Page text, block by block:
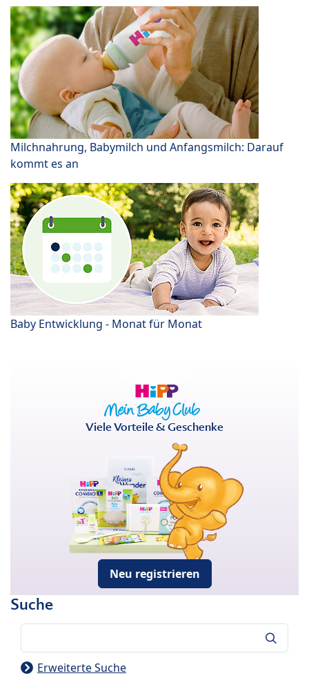
Milchnahrung, Babymilch und Anfangsmilch: Darauf
kommt es an
Baby Entwicklung - Monat für Monat
Viele Vorteile & Geschenke
Neu registrieren
Suche
Erweiterte Suche